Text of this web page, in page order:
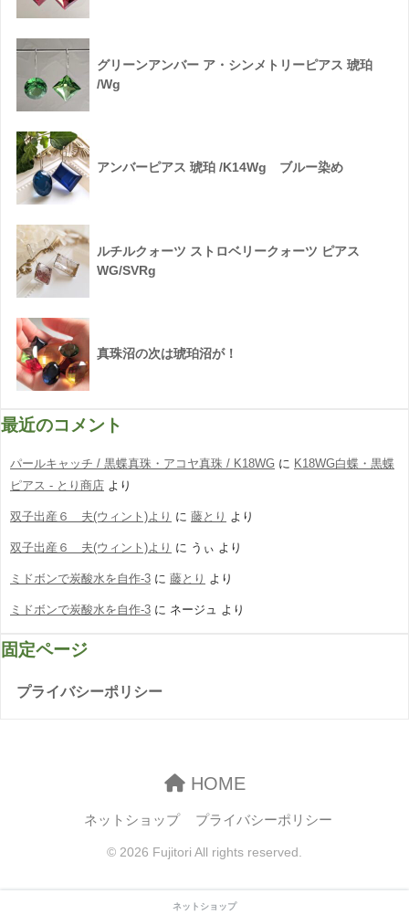
グリーンアンバー ア・シンメトリーピアス 琥珀
/Wg
アンバーピアス 琥珀 /K14Wg ブルー染め
ルチルクォーツ ストロベリークォーツ ピアス
WG/SVRg
真珠沼の次は琥珀沼が！
最近のコメント
パールキャッチ / 黒蝶真珠・アコヤ真珠 / K18WG に K18WG白蝶・黒蝶
ピアス - とり商店 より
双子出産６ 夫(ウィント)より に 藤とり より
双子出産６ 夫(ウィント)より に うぃ より
ミドボンで炭酸水を自作-3 に 藤とり より
ミドボンで炭酸水を自作-3 に ネージュ より
固定ページ
プライバシーポリシー
HOME
ネットショップ プライバシーポリシー
© 2026 Fujitori All rights reserved.
ネットショップ